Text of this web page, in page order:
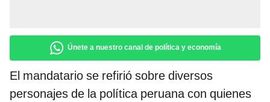
Únete a nuestro canal de política y economía
El mandatario se refirió sobre diversos
personajes de la política peruana con quienes